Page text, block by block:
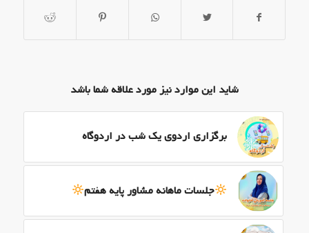
شاید این موارد نیز مورد علاقه شما باشد
برگزاری اردوی یک شب در اردوگاه
جلسات ماهانه مشاور پایه هفتم